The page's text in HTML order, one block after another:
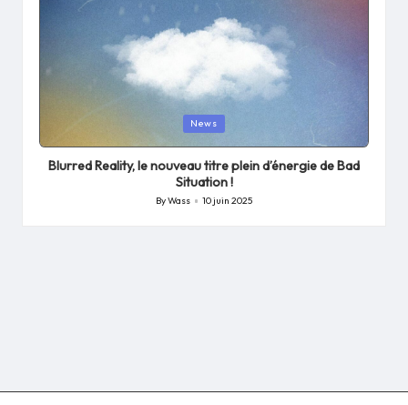
News
Blurred Reality, le nouveau titre plein d’énergie de Bad
Situation !
Posted
ByWass 10 juin 2025